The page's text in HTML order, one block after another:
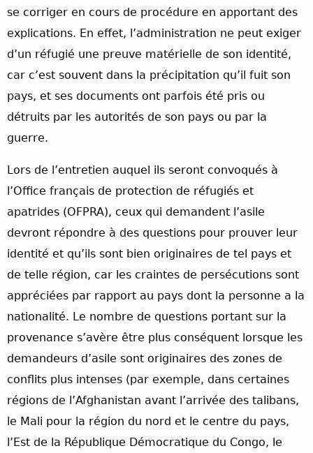
se corriger en cours de procédure en apportant des
explications. En effet, l’administration ne peut exiger
d’un réfugié une preuve matérielle de son identité,
car c’est souvent dans la précipitation qu’il fuit son
pays, et ses documents ont parfois été pris ou
détruits par les autorités de son pays ou par la
guerre.
Lors de l’entretien auquel ils seront convoqués à
l’Office français de protection de réfugiés et
apatrides (OFPRA), ceux qui demandent l’asile
devront répondre à des questions pour prouver leur
identité et qu’ils sont bien originaires de tel pays et
de telle région, car les craintes de persécutions sont
appréciées par rapport au pays dont la personne a la
nationalité. Le nombre de questions portant sur la
provenance s’avère être plus conséquent lorsque les
demandeurs d’asile sont originaires des zones de
conflits plus intenses (par exemple, dans certaines
régions de l’Afghanistan avant l’arrivée des talibans,
le Mali pour la région du nord et le centre du pays,
l’Est de la République Démocratique du Congo, le